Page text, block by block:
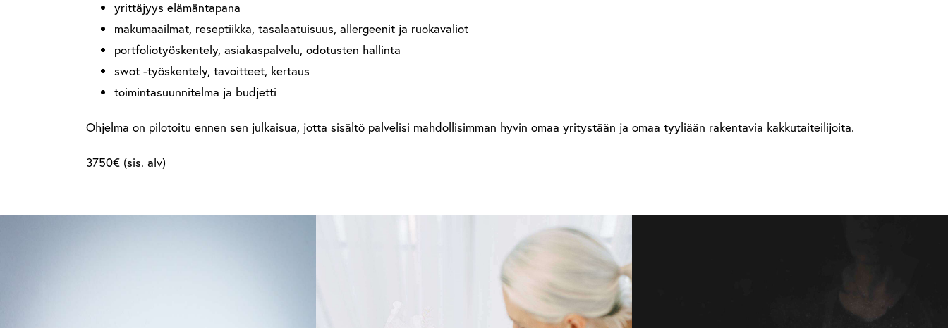
yrittäjyys elämäntapana
makumaailmat, reseptiikka, tasalaatuisuus, allergeenit ja ruokavaliot
portfoliotyöskentely, asiakaspalvelu, odotusten hallinta
swot -työskentely, tavoitteet, kertaus
toimintasuunnitelma ja budjetti
Ohjelma on pilotoitu ennen sen julkaisua, jotta sisältö palvelisi mahdollisimman hyvin omaa yritystään ja omaa tyyliään rakentavia kakkutaiteilijoita.
3750€ (sis. alv)